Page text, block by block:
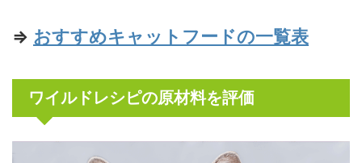
⇒ おすすめキャットフードの一覧表
ワイルドレシピの原材料を評価